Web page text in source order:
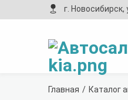
г.
Главная Каталог